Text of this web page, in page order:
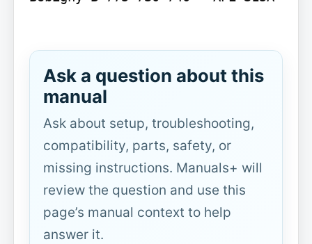
Ask a question about this
manual
Ask about setup, troubleshooting,
compatibility, parts, safety, or
missing instructions. Manuals+ will
review the question and use this
page’s manual context to help
answer it.